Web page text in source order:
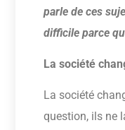
parle de ces
difficile parce
La société
La société
question, ils ne